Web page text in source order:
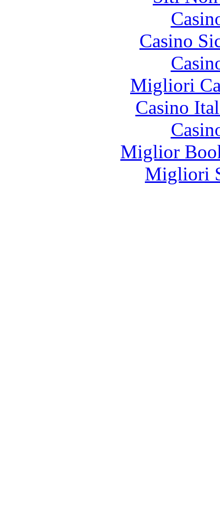
Casino
Migliori
Casino
Miglior
Migliori